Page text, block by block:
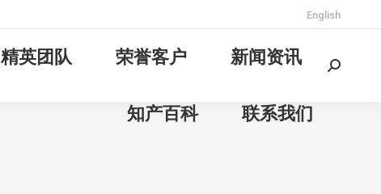
English
精英团队 荣誉客户 新闻资讯
知产百科 联系我们
Search: